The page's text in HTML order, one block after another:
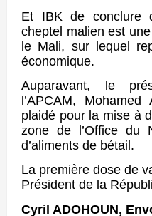
Et IBK de conclure
cheptel malien est
le Mali, sur lequel
économique.
Auparavant, le
l’APCAM,
plaidé pour la mise à
zone de l’Office du
d’aliments de bétail.
La première dose de
Président de la
Cyril ADOHOUN,